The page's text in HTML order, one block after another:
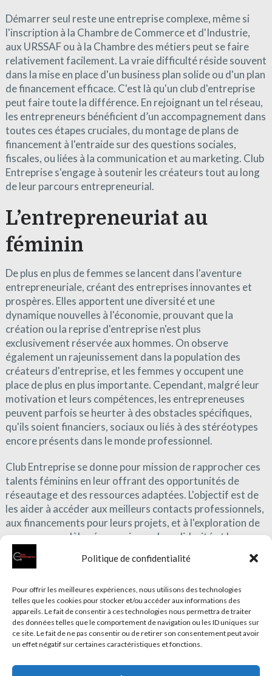
Politique de confidentialité
Pour offrir les meilleures expériences, nous utilisons des technologies
telles que les cookies pour stocker et/ou accéder aux informations des
appareils. Le fait de consentir à ces technologies nous permettra de traiter
des données telles que le comportement de navigation ou les ID uniques sur
ce site. Le fait de ne pas consentir ou de retirer son consentement peut avoir
un effet négatif sur certaines caractéristiques et fonctions.
Démarrer seul reste une entreprise complexe, même si
l'inscription à la Chambre de Commerce et d'Industrie,
aux URSSAF ou à la Chambre des métiers peut se faire
relativement facilement. La vraie difficulté réside souvent
dans la mise en place d'un business plan solide ou d'un plan
de financement efficace. C'est là qu'un club d'entreprise
peut faire toute la différence. En rejoignant un tel réseau,
les entrepreneurs bénéficient d’un accompagnement dans
toutes ces étapes cruciales, du montage de plans de
financement à l'entraide sur des questions sociales,
fiscales, ou liées à la communication et au marketing. Club
Entreprise s'engage à soutenir les créateurs tout au long
de leur parcours entrepreneurial.
L’entrepreneuriat au
féminin
De plus en plus de femmes se lancent dans l'aventure
entrepreneuriale, créant des entreprises innovantes et
prospères. Elles apportent une diversité et une
dynamique nouvelles à l'économie, prouvant que la
création ou la reprise d'entreprise n'est plus
exclusivement réservée aux hommes. On observe
également un rajeunissement dans la population des
créateurs d'entreprise, et les femmes y occupent une
place de plus en plus importante. Cependant, malgré leur
motivation et leurs compétences, les entrepreneuses
peuvent parfois se heurter à des obstacles spécifiques,
qu'ils soient financiers, sociaux ou liés à des stéréotypes
encore présents dans le monde professionnel.
Club Entreprise se donne pour mission de rapprocher ces
talents féminins en leur offrant des opportunités de
réseautage et des ressources adaptées. L'objectif est de
les aider à accéder aux meilleurs contacts professionnels,
aux financements pour leurs projets, et à l'exploration de
nouveaux modèles économiques. La solidarité et le
soutien entre membres du réseau jouent un rôle clé dans
le succès des femmes entrepreneures, et ce, dès le
négocier un prêt, d'idées pour se démarquer sur le
marché, ou de solutions pour équilibrer vie
professionnelle et personnelle, Club Entreprise
accompagne les entrepreneuses à chaque étape de leur
développement.